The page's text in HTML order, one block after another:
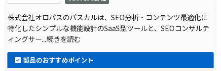
株式会社オロパスのパスカルは、SEO分析・コンテンツ最適化に
特化したシンプルな機能設計のSaaS型ツールと、SEOコンサルテ
ィングサー...続きを読む
製品のおすすめポイント